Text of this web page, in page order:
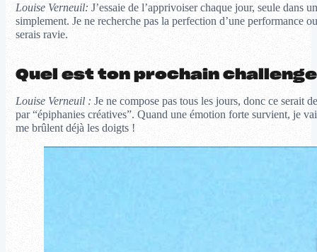
Louise Verneuil: J’essaie de l’apprivoiser chaque jour, seule dans
simplement. Je ne recherche pas la perfection d’une performance
serais ravie.
Quel est ton prochain
Louise Verneuil : Je ne compose pas tous les jours, donc ce serait
par “épiphanies créatives”. Quand une émotion forte survient, je
me brûlent déjà les doigts !